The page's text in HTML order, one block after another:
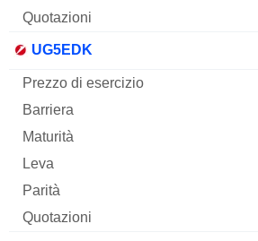
UG5EDK